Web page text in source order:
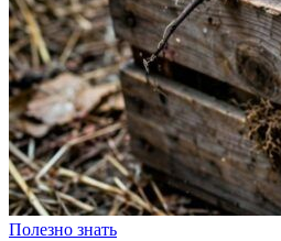
Полезно знать